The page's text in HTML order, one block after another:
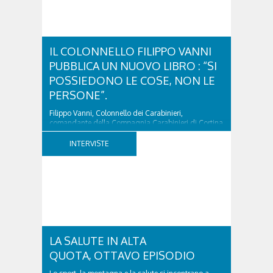
IL COLONNELLO FILIPPO VANNI
PUBBLICA UN NUOVO LIBRO : “SI
POSSIEDONO LE COSE, NON LE
PERSONE”.
Filippo Vanni, Colonnello dei Carabinieri,
comandante della Compagnia Carabinieri di Cortina
d’Ampezzo sino al 2010, esperto di legislazione
nazionale ed europea, è l’ideatore del progetto di
INTERVISTE
LA SALUTE IN ALTA
QUOTA, OTTAVO EPISODIO